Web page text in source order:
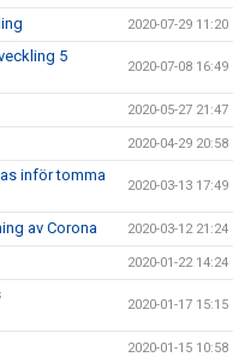
2020-07-29 11:20
5
2020-07-08 16:49
2020-05-27 21:47
2020-04-29 20:58
inför tomma
2020-03-13 17:49
av Corona 2020-03-12 21:24
2020-01-22 14:24
2020-01-17 15:15
2020-01-15 10:58